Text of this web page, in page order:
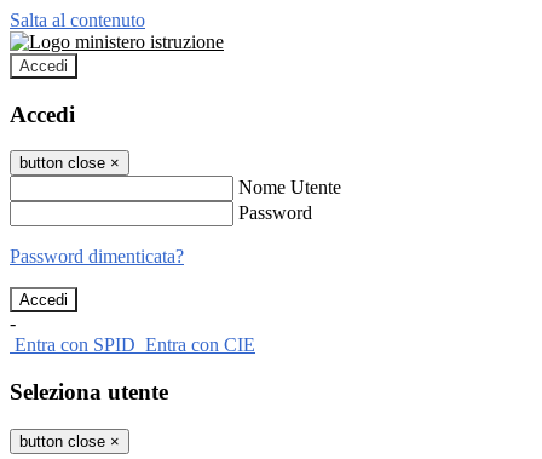
Salta al contenuto
Accedi
Accedi
button close ×
Nome Utente
Password
Password dimenticata?
-
Entra con SPID Entra con CIE
Seleziona utente
button close ×